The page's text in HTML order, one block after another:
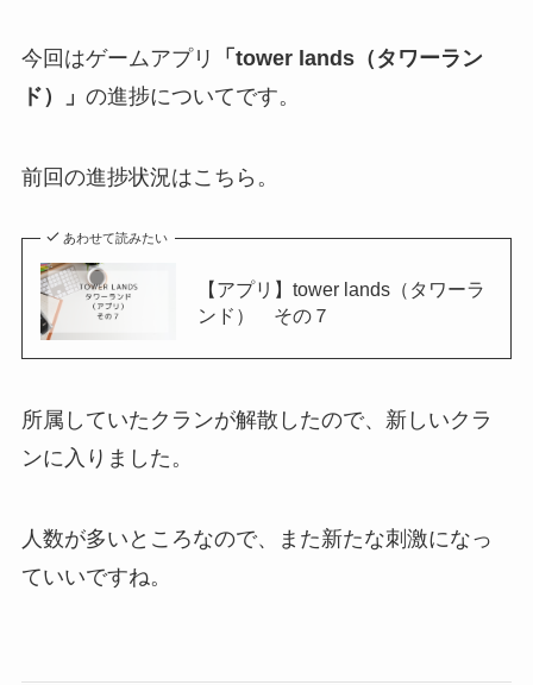
今回はゲームアプリ
「tower lands（タワーラン
ド）」 の進捗についてです。
前回の進捗状況はこちら。
あわせて読みたい
【アプリ】tower lands（タワーラ
ンド） その７
所属していたクランが解散したので、新しいクラ
ンに入りました。
人数が多いところなので、また新たな刺激になっ
ていいですね。